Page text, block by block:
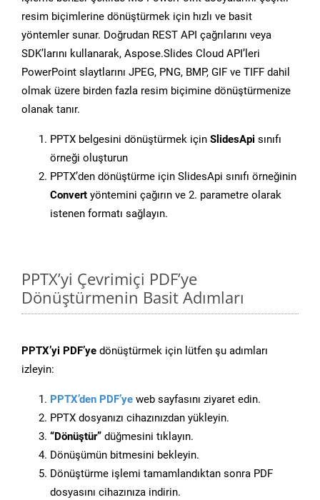
resim biçimlerine dönüştürmek için hızlı ve basit
yöntemler sunar. Doğrudan REST API çağrılarını veya
SDK’larını kullanarak, Aspose.Slides Cloud API’leri
PowerPoint slaytlarını JPEG, PNG, BMP, GIF ve TIFF dahil
olmak üzere birden fazla resim biçimine dönüştürmenize
olanak tanır.
PPTX belgesini dönüştürmek için SlidesApi sınıfı
örneği oluşturun
PPTX’den dönüştürme için SlidesApi sınıfı örneğinin
Convert yöntemini çağırın ve 2. parametre olarak
istenen formatı sağlayın.
PPTX’yi Çevrimiçi PDF’ye
Dönüştürmenin Basit Adımları
PPTX’yi PDF’ye dönüştürmek için lütfen şu adımları
izleyin:
PPTX’den PDF’ye web sayfasını ziyaret edin.
PPTX dosyanızı cihazınızdan yükleyin.
“Dönüştür” düğmesini tıklayın.
Dönüşümün bitmesini bekleyin.
Dönüştürme işlemi tamamlandıktan sonra PDF
dosyasını cihazınıza indirin.